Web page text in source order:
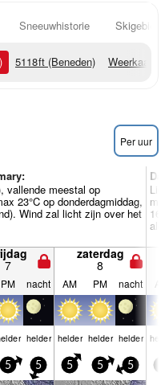
Sneeuwhistorie Skigebied
5118ft (Beneden)
Per uur
vallende meestal op
23°C op donderdagmiddag,
Wind zal licht zijn over het
7
zaterdag
8
PM nacht AM PM nacht
helder helder helder helder
5 5 5 5 5